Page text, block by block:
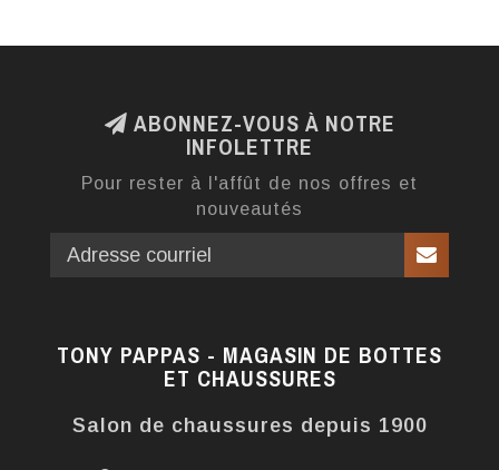
ABONNEZ-VOUS À NOTRE
INFOLETTRE
Pour rester à l'affût de nos offres et
nouveautés
TONY PAPPAS - MAGASIN DE BOTTES
ET CHAUSSURES
Salon de chaussures depuis 1900